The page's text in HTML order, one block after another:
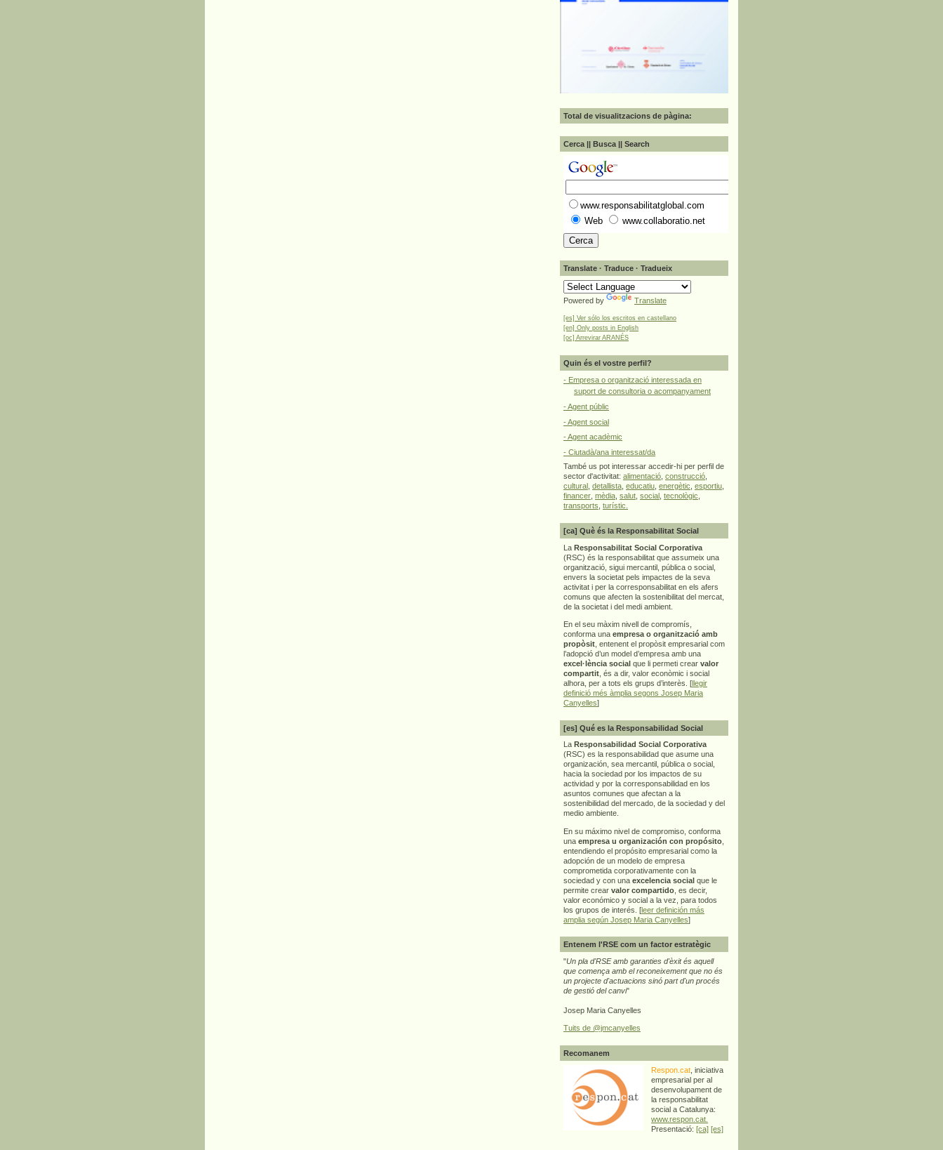
Total de visualitzacions de pàgina:
Cerca || Busca || Search
www.responsabilitatglobal.com
Web
www.collaboratio.net
Translate · Traduce · Tradueix
Powered by Translate
[es] Ver sólo los escritos en castellano
[en] Only posts in English
[oc] Arrevirar ARANÉS
Quin és el vostre perfil?
- Empresa o organització interessada en
suport de consultoria o acompanyament
- Agent públic
- Agent social
- Agent acadèmic
- Ciutadà/ana interessat/da
També us pot interessar accedir-hi per perfil de
sector d'activitat: alimentació construcció
cultural
detallista educatiu energètic esportiu
financer mèdia salut social tecnològic
transports turístic.
[ca] Què és la Responsabilitat Social
La Responsabilitat Social Corporativa
(RSC) és la responsabilitat que assumeix una
organització, sigui mercantil, pública o social,
envers la societat pels impactes de la seva
activitat i per la corresponsabilitat en els afers
comuns que afecten la sostenibilitat del mercat,
de la societat i del medi ambient.
En el seu màxim nivell de compromís,
conforma una empresa o organització amb
propòsit , entenent el propòsit empresarial com
l’adopció d’un model d’empresa amb una
excel·lència social que li permeti crear valor
compartit , és a dir, valor econòmic i social
alhora, per a tots els grups d’interès. [llegir
definició més àmplia segons Josep Maria
Canyelles]
[es] Qué es la Responsabilidad Social
La Responsabilidad Social Corporativa
(RSC) es la responsabilidad que asume una
organización, sea mercantil, pública o social,
hacia la sociedad por los impactos de su
actividad y por la corresponsabilidad en los
asuntos comunes que afectan a la
sostenibilidad del mercado, de la sociedad y del
medio ambiente.
En su máximo nivel de compromiso, conforma
una empresa u organización con propósito
entendiendo el propósito empresarial como la
adopción de un modelo de empresa
comprometida corporativamente con la
sociedad y con una excelencia social que le
permite crear valor compartido , es decir,
valor económico y social a la vez, para todos
los grupos de interés. [leer definición más
amplia según Josep Maria Canyelles]
Entenem l'RSE com un factor estratègic
"Un pla d'RSE amb garanties d'èxit és aquell
que comença amb el reconeixement que no és
un projecte d'actuacions sinó part d'un procés
de gestió del canvi"
Josep Maria Canyelles
Tuits de @jmcanyelles
Recomanem
Respon.cat , iniciativa
empresarial per al
desenvolupament de
la responsabilitat
social a Catalunya:
www.respon.cat.
Presentació:[ca] [es]